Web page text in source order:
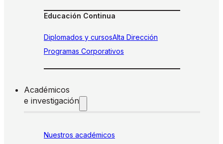
Educación Continua
Diplomados y cursosAlta Dirección
Programas Corporativos
Académicos
e investigación
Nuestros académicos